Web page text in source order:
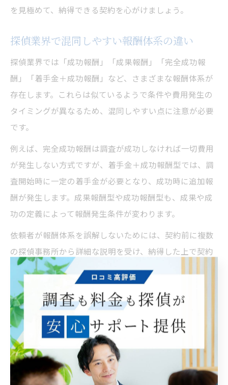
を見極めて、納得できる契約を心がけましょう。
探偵業界で混同しやすい報酬体系の違い
探偵業界では「成功報酬」「成果報酬」「完全成功報
酬」「着手金＋成功報酬」など、さまざまな報酬体系が
存在します。これらは似ているようで条件や費用発生の
タイミングが異なるため、混同しやすい点に注意が必要
です。
例えば、完全成功報酬は調査が成功しなければ一切費用
が発生しない方式ですが、着手金＋成功報酬型では、調
査開始時に一定の着手金が必要となり、成功時に追加報
酬が発生します。成果報酬型や成功報酬型も、成果や成
功の定義によって報酬発生条件が変わります。
依頼者が報酬体系を誤解しないためには、契約前に複数
の探偵事務所から詳細な説明を受け、納得した上で契約
を締結することが大切です。相場やサービス内容、リス
クを総合的に比較検討し、自分にとって最適な依頼方法
を選びましょう。
安心できる探偵の成功報酬型契約術